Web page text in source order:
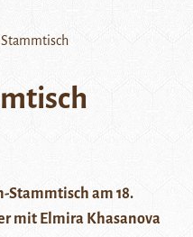
Stammtisch am 18.
mit Elmira Khasanova